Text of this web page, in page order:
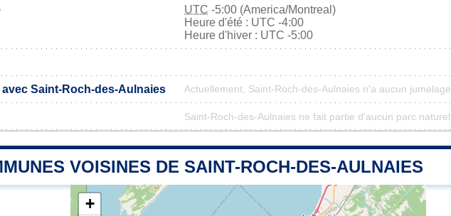
UTC -5:00 (America/Montreal)
Heure d'été : UTC -4:00
Heure d'hiver : UTC -5:00
Saint-Roch-des-Aulnaies Actuellement, Saint-Roch-des-Aulnaies n'a aucun jumelage
Saint-Roch-des-Aulnaies ne fait partie d'aucun parc naturel
VOISINES DE SAINT-ROCH-DES-AULNAIES
+